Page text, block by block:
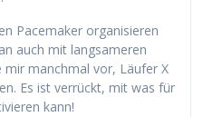
Pacemaker organisieren
auch mit langsameren
mir manchmal vor, Läufer X
Es ist verrückt, mit was für
kann!